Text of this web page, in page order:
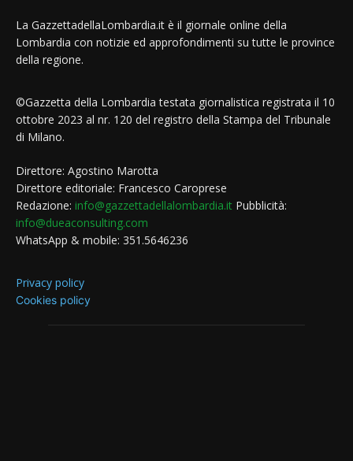
La GazzettadellaLombardia.it è il giornale online della
Lombardia con notizie ed approfondimenti su tutte le province
della regione.
©Gazzetta della Lombardia testata giornalistica registrata il 10
ottobre 2023 al nr. 120 del registro della Stampa del Tribunale
di Milano.
Direttore: Agostino Marotta
Direttore editoriale: Francesco Caroprese
Redazione: info@gazzettadellalombardia.it Pubblicità:
info@dueaconsulting.com
WhatsApp & mobile: 351.5646236
Privacy policy
Cookies policy